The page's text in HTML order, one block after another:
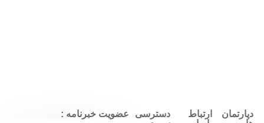
دپارتمان
ارتباط
دسترسی
عضویت خبرنامه :